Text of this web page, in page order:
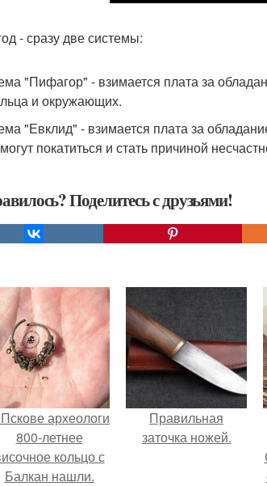
- сразу две системы:
"Пифагор" - взимается плата за
и окружающих.
"Евклид" - взимается плата за
покатиться и стать причиной
Поделитесь с друзьями!
археологи
800-летнее
кольцо с
Балкан нашли.
Правильная
заточка ножей.